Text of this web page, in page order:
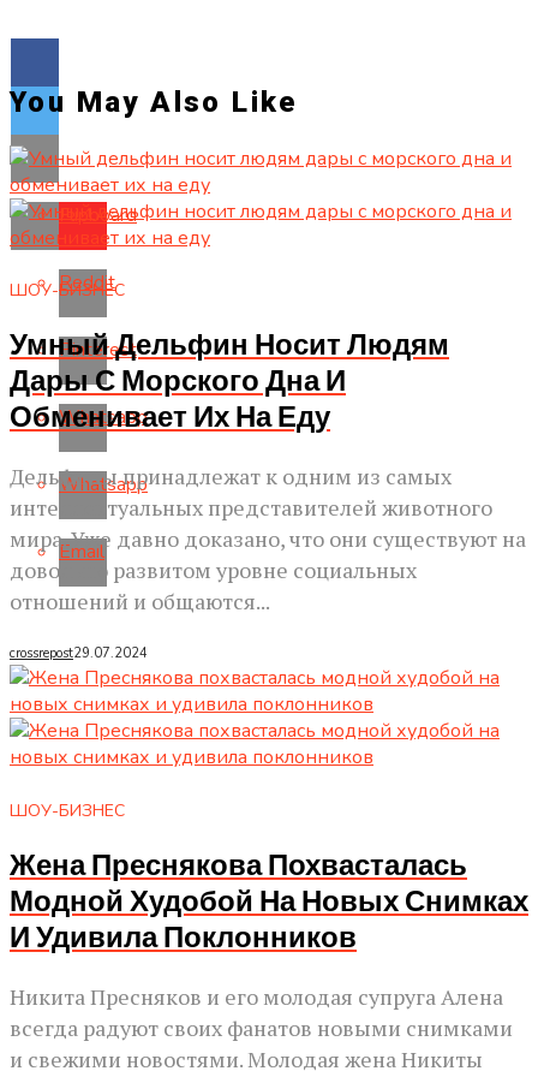
Flipboard
Reddit
Pinterest
Whatsapp
Whatsapp
Email
You May Also Like
ШОУ-БИЗНЕС
Умный Дельфин Носит Людям
Дары С Морского Дна И
Обменивает Их На Еду
Дельфины принадлежат к одним из самых
интеллектуальных представителей животного
мира. Уже давно доказано, что они существуют на
довольно развитом уровне социальных
отношений и общаются...
crossrepost29.07.2024
ШОУ-БИЗНЕС
Жена Преснякова Похвасталась
Модной Худобой На Новых Снимках
И Удивила Поклонников
Никита Пресняков и его молодая супруга Алена
всегда радуют своих фанатов новыми снимками
и свежими новостями. Молодая жена Никиты